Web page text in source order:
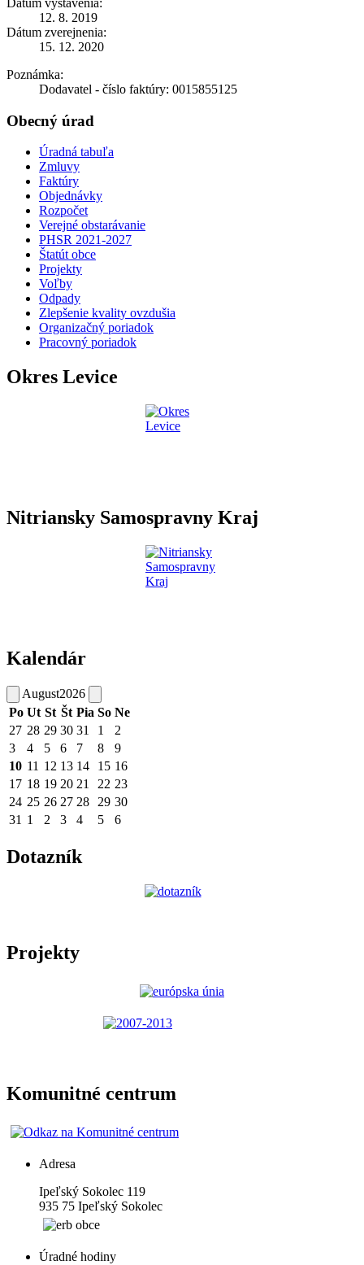
12. 8. 2019
Dátum zverejnenia:
15. 12. 2020
Poznámka:
Dodavatel - číslo faktúry: 0015855125
Obecný úrad
Úradná tabuľa
Zmluvy
Faktúry
Objednávky
Rozpočet
Verejné obstarávanie
PHSR 2021-2027
Štatút obce
Projekty
Voľby
Odpady
Zlepšenie kvality ovzdušia
Organizačný poriadok
Pracovný poriadok
Okres Levice
Nitriansky Samospravny Kraj
Kalendár
August2026
Po Ut St Št Pia So Ne
27 28 29 30 31 1
2
3
4 5 6 7 8
9
10 11 12 13 14 15 16
17 18 19 20 21 22 23
24 25 26 27 28 29 30
31 1 2 3 4 5 6
Dotazník
Projekty
Komunitné centrum
Adresa
Ipeľský Sokolec 119
935 75 Ipeľský Sokolec
Úradné hodiny